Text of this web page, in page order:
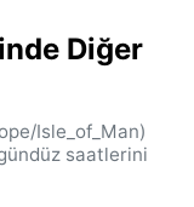
Diğer
Isle_of_Man)
saatlerini